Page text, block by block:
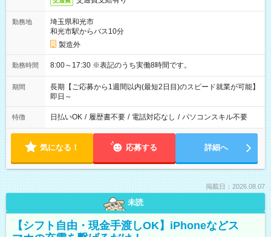
勤務地
埼玉県和光市
和光市駅からバス10分
製造外
勤務時間 8:00～17:30 ※表記のうち実働8時間です。
期間
長期【ご応募から1週間以内(最短2日目)のスピード就業が可能】
即日～
特徴 日払いOK / 履歴書不要 / 電話対応なし / パソコンスキル不要
気になる！ 応募する 詳細へ
掲載日：2026.08.07
未読
【シフト自由・現金手渡しOK】iPhoneなどス